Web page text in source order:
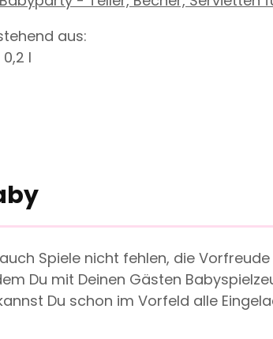
aus:
l
Spiele nicht fehlen, die
Du mit Deinen Gästen
Du schon im Vorfeld alle